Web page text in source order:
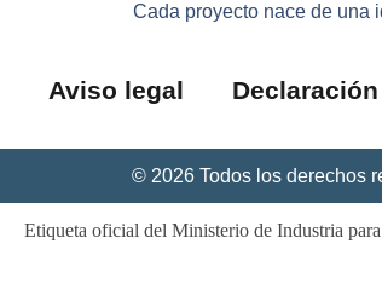
Cada proyecto nace de una
Aviso legal
© 2026 Todos los derechos